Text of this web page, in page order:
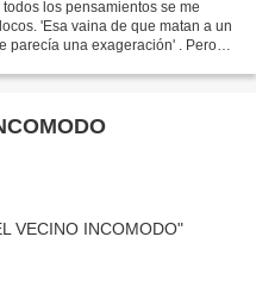
los pensamientos se me
'Esa vaina de que matan a un
parecía una exageración' . Pero